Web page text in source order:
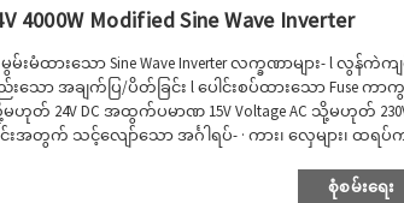
Modified Sine Wave Inverter
မွမ်းမံထားသော Sine Wave Inverter လက္ခဏာများ- l
ော အချက်ပြ/ပိတ်ခြင်း l ပေါင်းစပ်ထားသော Fuse က
တ် 24V DC အထွက်ပမာဏ 15V Voltage AC သို့မဟုတ် 230V
ခြင်းအတွက် သင့်လျော်သော အင်္ဂါရပ်- · ကား၊ လှေများ၊ ထရပ်က
စုံစမ်းရေး